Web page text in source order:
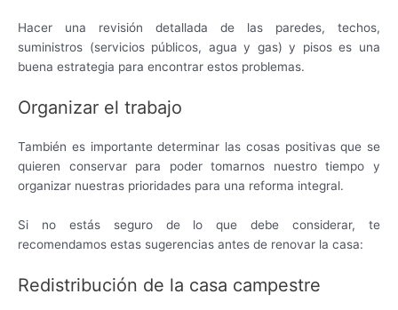
Hacer una revisión detallada de las paredes, techos,
suministros (servicios públicos, agua y gas) y pisos es una
buena estrategia para encontrar estos problemas.
Organizar el trabajo
También es importante determinar las cosas positivas que se
quieren conservar para poder tomarnos nuestro tiempo y
organizar nuestras prioridades para una reforma integral.
Si no estás seguro de lo que debe considerar, te
recomendamos estas sugerencias antes de renovar la casa:
Redistribución de la casa campestre